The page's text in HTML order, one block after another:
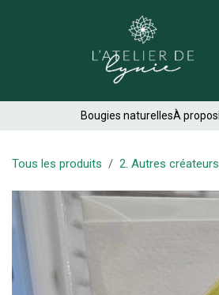
Bougies naturellesÀ propos
Tous les produits 2. Autres créateurs